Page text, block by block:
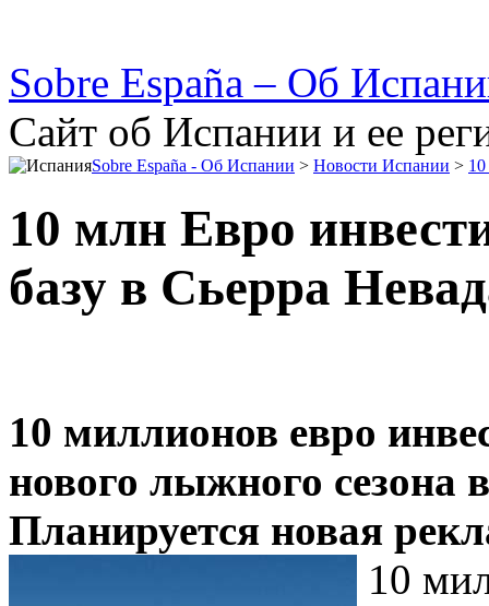
Sobre España – Об
Сайт об Испании и ее
Sobre España - Об Испании > Новости Испании >
10 млн Евро
базу в Сьерра
10 миллионов евро
нового лыжного сезона
Планируется новая
10